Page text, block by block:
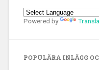
Powered by
POPULÄRA INLÄGG